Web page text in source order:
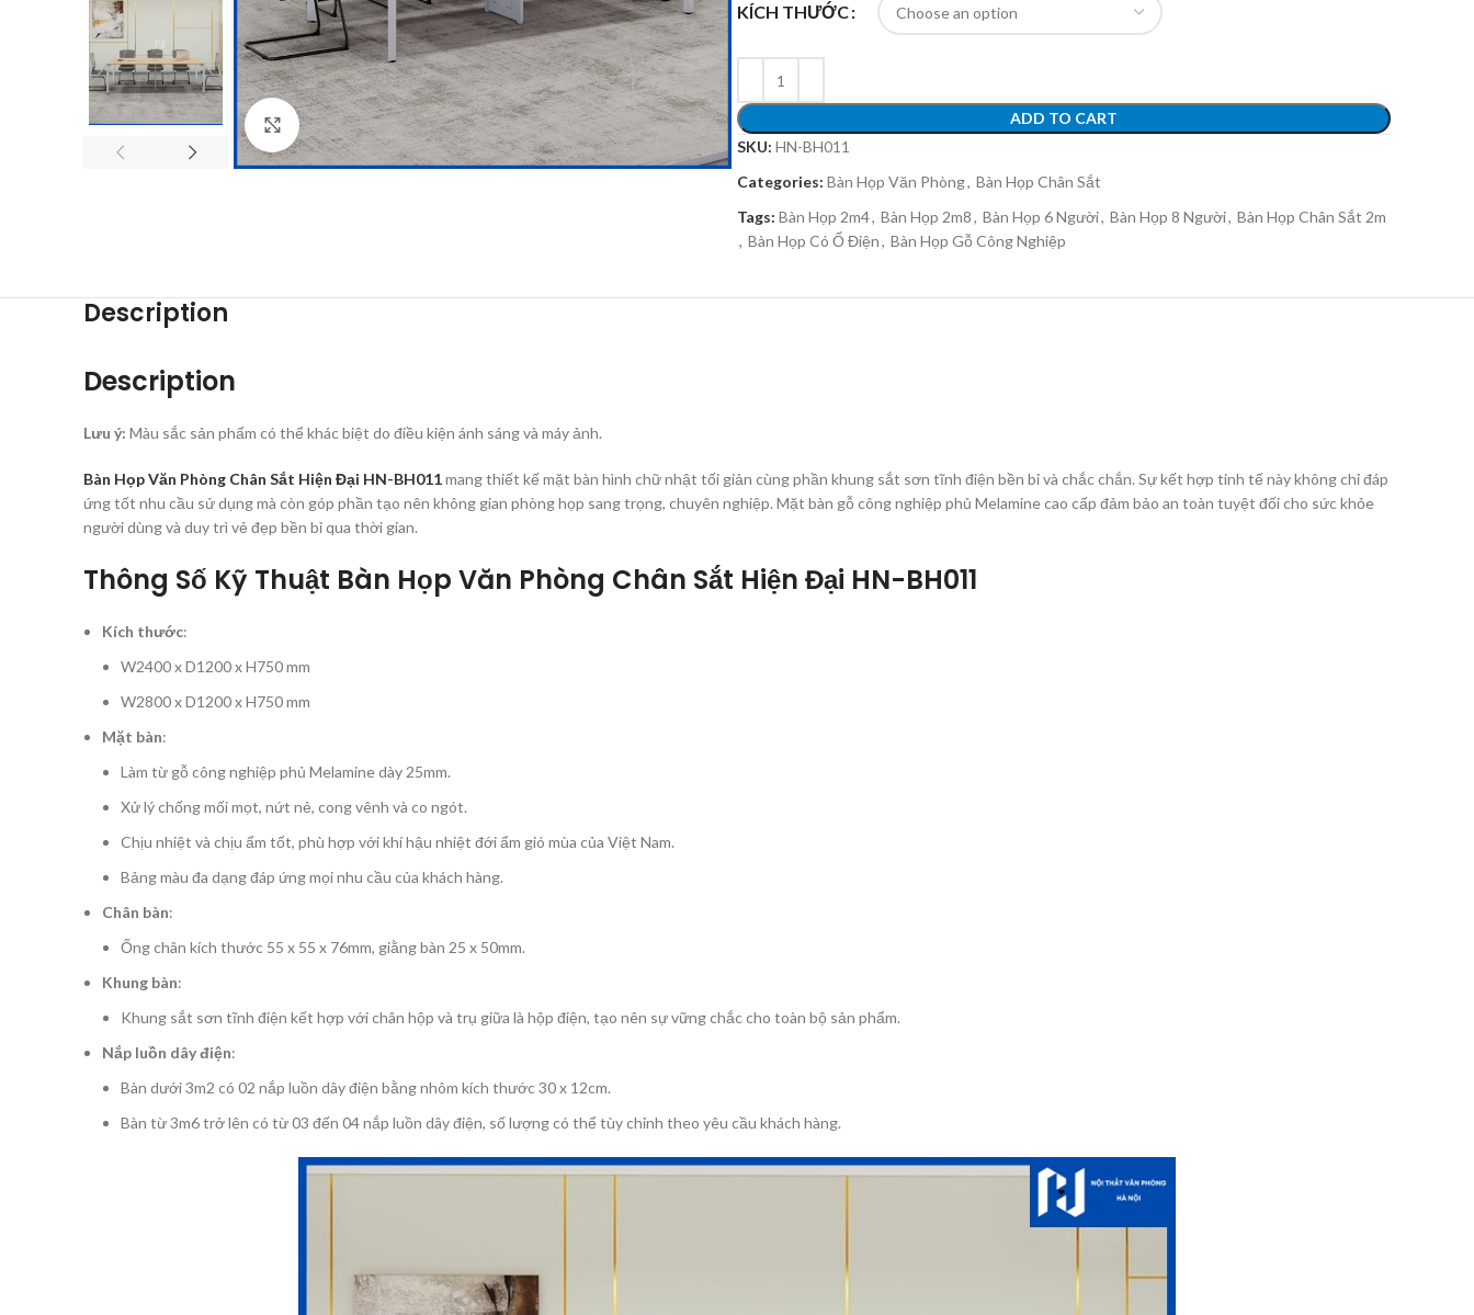
Click to enlarge
KÍCH THƯỚC
ADD TO CART
SKU: HN-BH011
Categories: Bàn Họp Văn Phòng, Bàn Họp Chân Sắt
Tags: Bàn Họp 2m4, Bàn Họp 2m8, Bàn Họp 6 Người, Bàn Họp 8 Người, Bàn Họp Chân Sắt 2m
, Bàn Họp Có Ổ Điện, Bàn Họp Gỗ Công Nghiệp
Description
Description
Lưu ý: Màu sắc sản phẩm có thể khác biệt do điều kiện ánh sáng và máy ảnh.
Bàn Họp Văn Phòng Chân Sắt Hiện Đại HN-BH011mang thiết kế mặt bàn hình chữ nhật tối giản cùng phần khung sắt sơn tĩnh điện bền bỉ và chắc chắn. Sự kết hợp tinh tế này không chỉ đáp
ứng tốt nhu cầu sử dụng mà còn góp phần tạo nên không gian phòng họp sang trọng, chuyên nghiệp. Mặt bàn gỗ công nghiệp phủ Melamine cao cấp đảm bảo an toàn tuyệt đối cho sức khỏe
người dùng và duy trì vẻ đẹp bền bỉ qua thời gian.
Thông Số Kỹ Thuật Bàn Họp Văn Phòng Chân Sắt Hiện Đại HN-BH011
Kích thước:
W2400 x D1200 x H750 mm
W2800 x D1200 x H750 mm
Mặt bàn:
Làm từ gỗ công nghiệp phủ Melamine dày 25mm.
Xử lý chống mối mọt, nứt nẻ, cong vênh và co ngót.
Chịu nhiệt và chịu ẩm tốt, phù hợp với khí hậu nhiệt đới ẩm gió mùa của Việt Nam.
Bảng màu đa dạng đáp ứng mọi nhu cầu của khách hàng.
Chân bàn:
Ống chân kích thước 55 x 55 x 76mm, giằng bàn 25 x 50mm.
Khung bàn:
Khung sắt sơn tĩnh điện kết hợp với chân hộp và trụ giữa là hộp điện, tạo nên sự vững chắc cho toàn bộ sản phẩm.
Nắp luồn dây điện:
Bàn dưới 3m2 có 02 nắp luồn dây điện bằng nhôm kích thước 30 x 12cm.
Bàn từ 3m6 trở lên có từ 03 đến 04 nắp luồn dây điện, số lượng có thể tùy chỉnh theo yêu cầu khách hàng.